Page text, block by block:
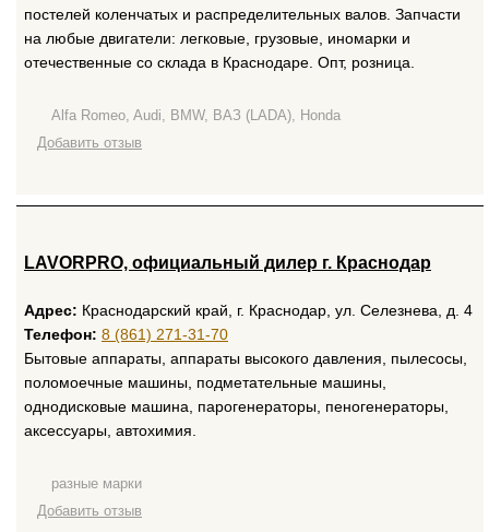
постелей коленчатых и распределительных валов. Запчасти
на любые двигатели: легковые, грузовые, иномарки и
отечественные со склада в Краснодаре. Опт, розница.
Alfa Romeo, Audi, BMW, ВАЗ (LADA), Honda
Добавить отзыв
LAVORPRO, официальный дилер г. Краснодар
Адрес: Краснодарский край, г. Краснодар, ул. Селезнева, д. 4
Телефон: 8 (861) 271-31-70
Бытовые аппараты, аппараты высокого давления, пылесосы,
поломоечные машины, подметательные машины,
однодисковые машина, парогенераторы, пеногенераторы,
аксессуары, автохимия.
разные марки
Добавить отзыв